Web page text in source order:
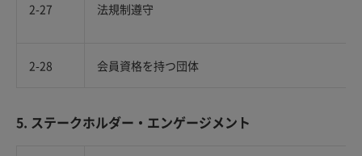
2-27 法規制遵守
2-28 会員資格を持つ団体
5. ステークホルダー・エンゲージメント